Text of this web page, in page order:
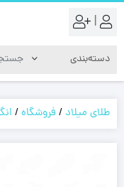
|
طلای میلاد /فروشگاه/